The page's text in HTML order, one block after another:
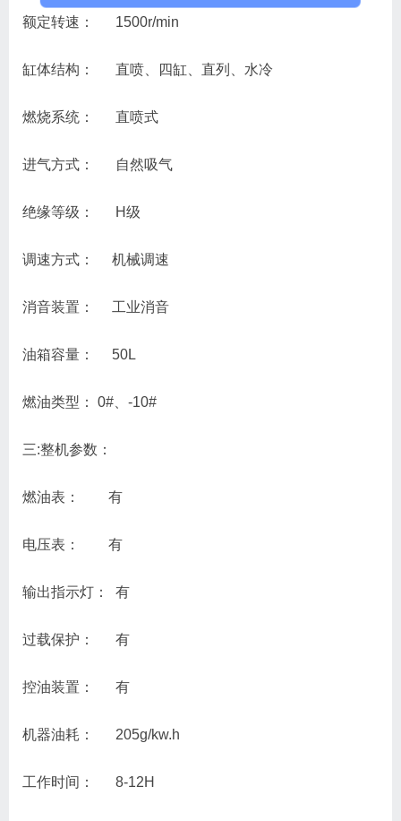
额定转速： 1500r/min
缸体结构： 直喷、四缸、直列、水冷
燃烧系统： 直喷式
进气方式： 自然吸气
绝缘等级： H级
调速方式： 机械调速
消音装置： 工业消音
油箱容量： 50L
燃油类型： 0#、-10#
三:整机参数：
燃油表： 有
电压表： 有
输出指示灯： 有
过载保护： 有
控油装置： 有
机器油耗： 205g/kw.h
工作时间： 8-12H